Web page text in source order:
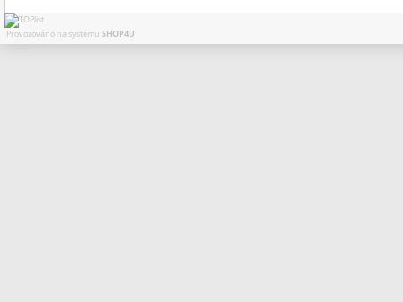
Provozováno na systému SHOP4U